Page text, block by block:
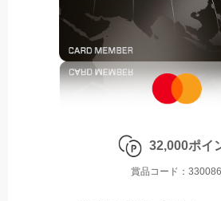
32,000ポイ
賞品コード：